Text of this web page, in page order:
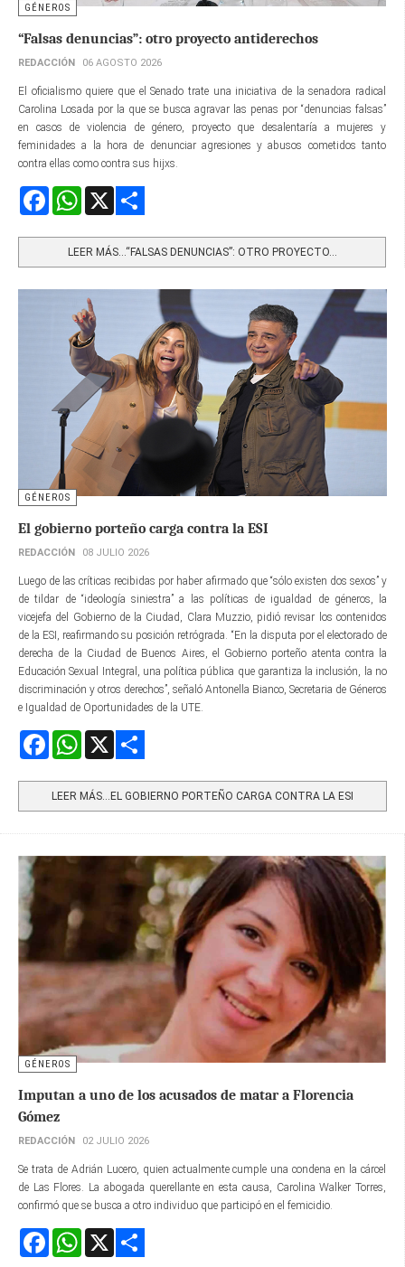
GÉNEROS
“Falsas denuncias”: otro proyecto antiderechos
REDACCIÓN 06 AGOSTO 2026
El oficialismo quiere que el Senado trate una iniciativa de la senadora radical
Carolina Losada por la que se busca agravar las penas por “denuncias falsas”
en casos de violencia de género, proyecto que desalentaría a mujeres y
feminidades a la hora de denunciar agresiones y abusos cometidos tanto
contra ellas como contra sus hijxs.
FacebookWhatsApp
LEER MÁS…“FALSAS DENUNCIAS”: OTRO PROYECTO...
GÉNEROS
El gobierno porteño carga contra la ESI
REDACCIÓN 08 JULIO 2026
Luego de las críticas recibidas por haber afirmado que “sólo existen dos sexos” y
de tildar de “ideología siniestra” a las políticas de igualdad de géneros, la
vicejefa del Gobierno de la Ciudad, Clara Muzzio, pidió revisar los contenidos
de la ESI, reafirmando su posición retrógrada. “En la disputa por el electorado de
derecha de la Ciudad de Buenos Aires, el Gobierno porteño atenta contra la
Educación Sexual Integral, una política pública que garantiza la inclusión, la no
discriminación y otros derechos”, señaló Antonella Bianco, Secretaria de Géneros
e Igualdad de Oportunidades de la UTE.
FacebookWhatsApp
LEER MÁS…EL GOBIERNO PORTEÑO CARGA CONTRA LA ESI
GÉNEROS
Imputan a uno de los acusados de matar a Florencia
Gómez
REDACCIÓN 02 JULIO 2026
Se trata de Adrián Lucero, quien actualmente cumple una condena en la cárcel
de Las Flores. La abogada querellante en esta causa, Carolina Walker Torres,
confirmó que se busca a otro individuo que participó en el femicidio.
FacebookWhatsApp